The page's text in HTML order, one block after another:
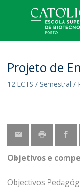
Projeto de
12 ECTS / Semestral /
Objetivos e
Objectivos